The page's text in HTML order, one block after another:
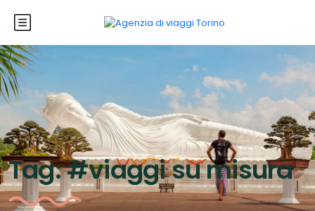
Tag:#viaggi su misura